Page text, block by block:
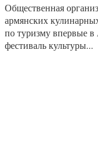
Общественная
армянских
по туризму впервые
фестиваль культуры...